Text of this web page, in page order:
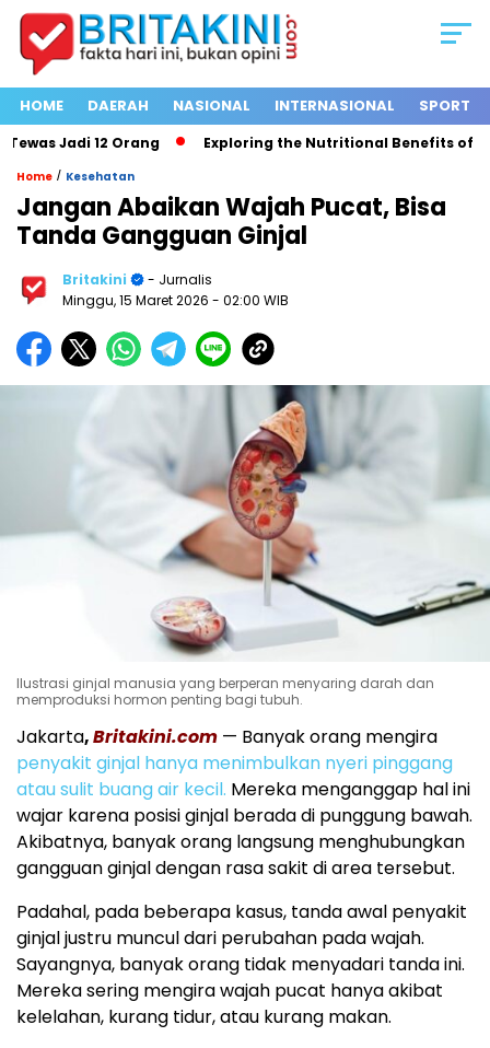
HOME DAERAH NASIONAL INTERNASIONAL SPORT
Jadi 12 Orang Exploring the Nutritional Benefits of
Home / Kesehatan
Jangan Abaikan Wajah Pucat, Bisa
Tanda Gangguan Ginjal
Britakini
- Jurnalis
Minggu, 15 Maret 2026 - 02:00 WIB
Ilustrasi ginjal manusia yang berperan menyaring darah dan
memproduksi hormon penting bagi tubuh.
Jakarta,Britakini.com — Banyak orang mengira
penyakit ginjal hanya menimbulkan nyeri pinggang
atau sulit buang air kecil. Mereka menganggap hal ini
wajar karena posisi ginjal berada di punggung bawah.
Akibatnya, banyak orang langsung menghubungkan
gangguan ginjal dengan rasa sakit di area tersebut.
Padahal, pada beberapa kasus, tanda awal penyakit
ginjal justru muncul dari perubahan pada wajah.
Sayangnya, banyak orang tidak menyadari tanda ini.
Mereka sering mengira wajah pucat hanya akibat
kelelahan, kurang tidur, atau kurang makan.